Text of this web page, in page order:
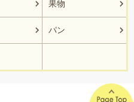
果物
パン